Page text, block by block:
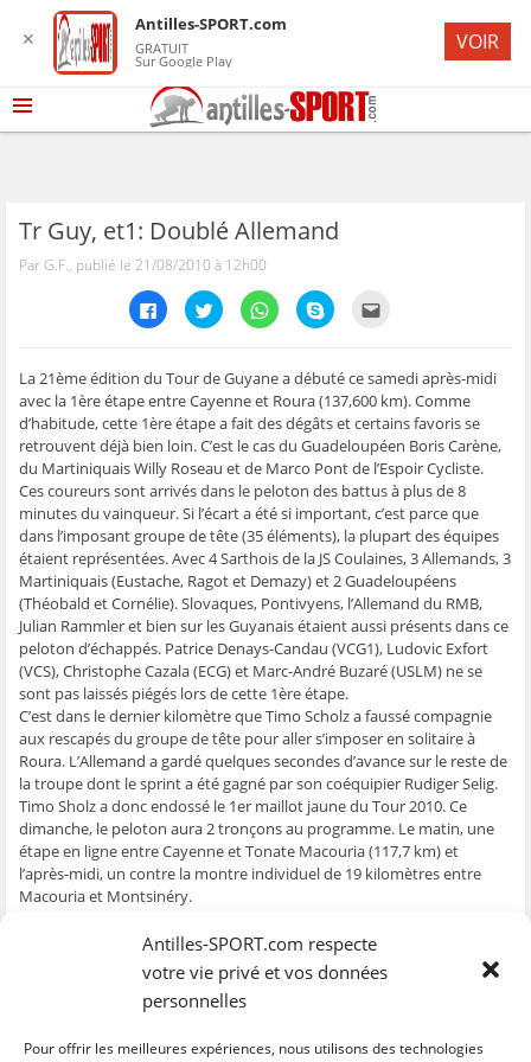
Antilles-SPORT.com respecte
votre vie privé et vos données
personnelles
Pour offrir les meilleures expériences, nous utilisons des technologies
Tr Guy, et1: Doublé Allemand
Par G.F., publié le 21/08/2010 à 12h00
C
l
e
z
p
o
u
r
p
a
r
a
g
e
r
s
u
r
a
e
b
o
o
k
(
o
u
v
r
e
d
a
n
s
u
e
u
e
l
e
C
l
e
z
p
o
u
r
p
a
r
a
g
e
r
s
u
r
w
t
t
e
r
(
o
u
v
r
e
d
a
n
s
u
n
v
e
n
C
l
e
z
p
o
u
r
p
a
r
t
a
g
e
r
s
u
r
h
a
s
A
p
p
(
o
u
r
e
d
a
n
s
u
u
e
C
l
e
z
p
o
u
r
p
a
r
a
g
e
r
s
u
r
k
y
p
e
(
o
u
v
r
e
a
n
s
u
n
e
n
l
e
t
e
z
p
o
u
r
e
n
v
o
y
e
r
p
a
r
e
-
m
a
i
l
n
a
m
i
(
o
u
v
r
e
d
a
o
l
La 21ème édition du Tour de Guyane a débuté ce samedi après-midi
avec la 1ère étape entre Cayenne et Roura (137,600 km). Comme
d’habitude, cette 1ère étape a fait des dégâts et certains favoris se
retrouvent déjà bien loin. C’est le cas du Guadeloupéen Boris Carène,
du Martiniquais Willy Roseau et de Marco Pont de l’Espoir Cycliste.
Ces coureurs sont arrivés dans le peloton des battus à plus de 8
minutes du vainqueur. Si l’écart a été si important, c’est parce que
dans l’imposant groupe de tête (35 éléments), la plupart des équipes
étaient représentées. Avec 4 Sarthois de la JS Coulaines, 3 Allemands, 3
Martiniquais (Eustache, Ragot et Demazy) et 2 Guadeloupéens
(Théobald et Cornélie). Slovaques, Pontivyens, l’Allemand du RMB,
Julian Rammler et bien sur les Guyanais étaient aussi présents dans ce
peloton d’échappés. Patrice Denays-Candau (VCG1), Ludovic Exfort
(VCS), Christophe Cazala (ECG) et Marc-André Buzaré (USLM) ne se
sont pas laissés piégés lors de cette 1ère étape.
C’est dans le dernier kilomètre que Timo Scholz a faussé compagnie
aux rescapés du groupe de tête pour aller s’imposer en solitaire à
Roura. L’Allemand a gardé quelques secondes d’avance sur le reste de
la troupe dont le sprint a été gagné par son coéquipier Rudiger Selig.
Timo Sholz a donc endossé le 1er maillot jaune du Tour 2010. Ce
dimanche, le peloton aura 2 tronçons au programme. Le matin, une
étape en ligne entre Cayenne et Tonate Macouria (117,7 km) et
l’après-midi, un contre la montre individuel de 19 kilomètres entre
Macouria et Montsinéry.
1. Timo Scholz (Allemagne) en 3h 05min
2. Rüdiger Selig (Allemagne) à 6s
3. Kobus Hereijgers (Pays-Bas) à 6s
5. Vincent Freulon (JS Coulaines) à 6s
✕
Antilles-SPORT.com
GRATUIT
Sur Google Play
VOIR